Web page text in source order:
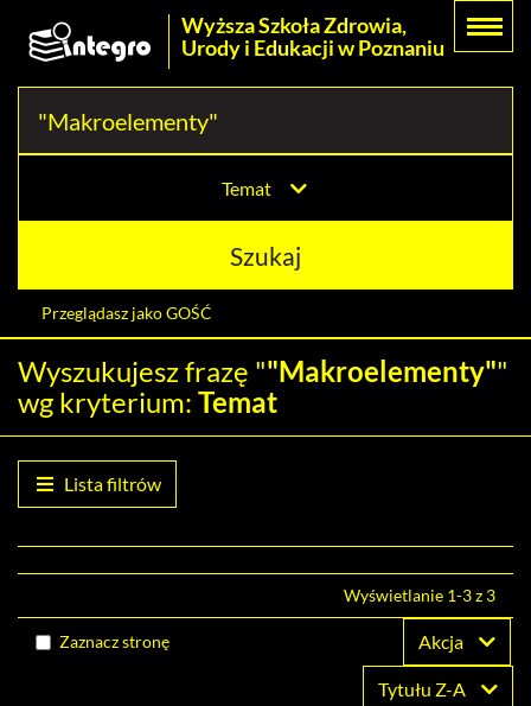
Menu
główne
Wyszukiwarka
Treść
główna
Menu
Prolib
Integro
strona
główna
Wyższa Szkoła Zdrowia,
Urody i Edukacji w Poznaniu
Temat
Szukaj
Przeglądasz jako GOŚĆ
Wybór
języka
Polski (PL)
Historia wyszukiwania
Nowości
Zaproponuj zakup
Wyszukujesz frazę ""Makroelementy""
wg kryterium: Temat
Lista filtrów
Wyświetlanie 1-3 z 3
Zaznacz stronę Akcja
Tytułu Z-A